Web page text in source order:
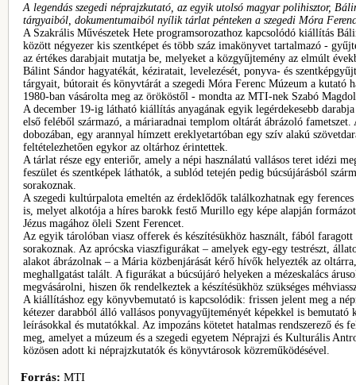
A legendás szegedi néprajzkutató, az egyik utolsó magyar polihisztor,
tárgyaiból, dokumentumaiból nyílik tárlat pénteken a szegedi Móra
A Szakrális Művészetek Hete programsorozathoz kapcsolódó kiállítás
között négyezer kis szentképet és több száz imakönyvet tartalmazó -
az értékes darabjait mutatja be, melyeket a közgyűjtemény az elmúlt
Bálint Sándor hagyatékát, kéziratait, levelezését, ponyva- és
tárgyait, bútorait és könyvtárát a szegedi Móra Ferenc Múzeum a kutató
1980-ban vásárolta meg az örököstől - mondta az MTI-nek Szabó
A december 19-ig látható kiállítás anyagának egyik legérdekesebb
első feléből származó, a máriaradnai templom oltárát ábrázoló fametszet.
dobozában, egy arannyal hímzett ereklyetartóban egy szív alakú
feltételezhetően egykor az oltárhoz érintettek.
A tárlat része egy enteriőr, amely a népi használatú vallásos teret idézi
feszület és szentképek láthatók, a sublód tetején pedig búcsújárásból
sorakoznak.
A szegedi kultúrpalota emeltén az érdeklődők találkozhatnak egy
is, melyet alkotója a híres barokk festő Murillo egy képe alapján
Jézus magához öleli Szent Ferencet.
Az egyik tárolóban viasz offerek és készítésükhöz használt, fából
sorakoznak. Az aprócska viaszfigurákat – amelyek egy-egy testrészt,
alakot ábrázolnak – a Mária közbenjárását kérő hívők helyezték az
meghallgatást talált. A figurákat a búcsújáró helyeken a mézeskalács
megvásárolni, hiszen ők rendelkeztek a készítésükhöz szükséges
A kiállításhoz egy könyvbemutató is kapcsolódik: frissen jelent meg a
kétezer darabból álló vallásos ponyvagyűjteményét képekkel is bemutató
leírásokkal és mutatókkal. Az impozáns kötetet hatalmas rendszerező és
meg, amelyet a múzeum és a szegedi egyetem Néprajzi és Kulturális
közösen adott ki néprajzkutatók és könyvtárosok közreműködésével.
Forrás: MTI